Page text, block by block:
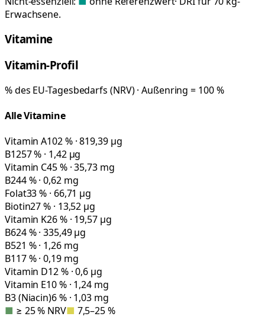
Erwachsene.
Vitamine
Vitamin-Profil
% des EU-Tagesbedarfs (NRV) · Außenring = 100 %
Alle Vitamine
Vitamin A102 % · 819,39 µg
B1257 % · 1,42 µg
Vitamin C45 % · 35,73 mg
B244 % · 0,62 mg
Folat33 % · 66,71 µg
Biotin27 % · 13,52 µg
Vitamin K26 % · 19,57 µg
B624 % · 335,49 µg
B521 % · 1,26 mg
B117 % · 0,19 mg
Vitamin D12 % · 0,6 µg
Vitamin E10 % · 1,24 mg
B3 (Niacin)6 % · 1,03 mg
■ ≥ 25 % NRV■ 7,5–25 %